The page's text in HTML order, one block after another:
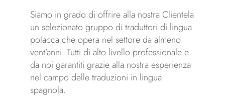
Siamo in grado di offrire alla nostra Clientela
un selezionato gruppo di traduttori di lingua
polacca che opera nel settore da almeno
vent’anni. Tutti di alto livello professionale e
da noi garantiti grazie alla nostra esperienza
nel campo delle traduzioni in lingua
spagnola.